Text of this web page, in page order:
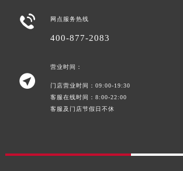
 网点服务热线
400-877-2083

营业时间：
门店营业时间：09:00-19:30
客服在线时间：8:00-22:00
客服及门店节假日不休